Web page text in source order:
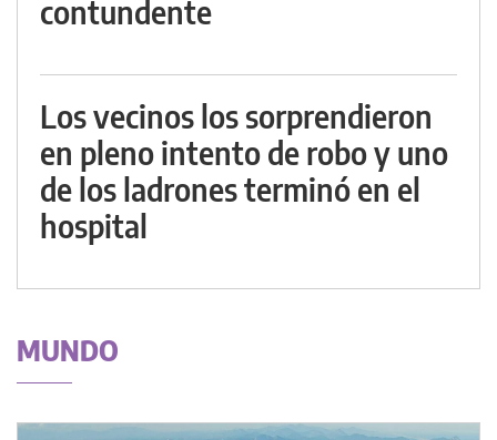
contundente
Los vecinos los sorprendieron
en pleno intento de robo y uno
de los ladrones terminó en el
hospital
MUNDO